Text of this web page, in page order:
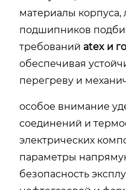
материалы корпуса,
подшипников
требований atex и
обеспечивая
перегреву и
особое внимание
соединений и
электрических
параметры
безопасность